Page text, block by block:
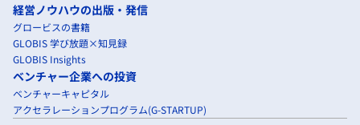
経営ノウハウの出版・発信
グロービスの書籍
GLOBIS 学び放題×知見録
GLOBIS Insights
ベンチャー企業への投資
ベンチャーキャピタル
アクセラレーションプログラム(G-STARTUP)